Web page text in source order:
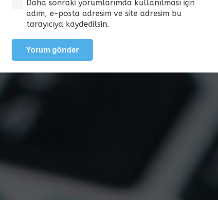
Daha sonraki yorumlarımda kullanılması için
adım, e-posta adresim ve site adresim bu
tarayıcıya kaydedilsin.
Yorum gönder